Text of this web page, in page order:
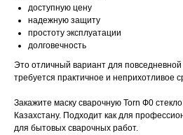
доступную цену
надежную защиту
простоту эксплуатации
долговечность
Это отличный вариант для
требуется практичное и неприхотливое
Закажите маску сварочную Torn Ф0
Казахстану. Подходит как для
для бытовых сварочных работ.